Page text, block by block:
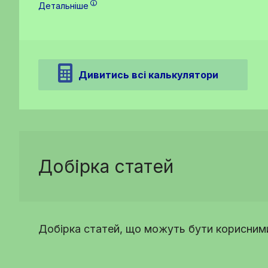
Детальніше
Дивитись всі калькулятори
Добірка статей
Добірка статей, що можуть бути